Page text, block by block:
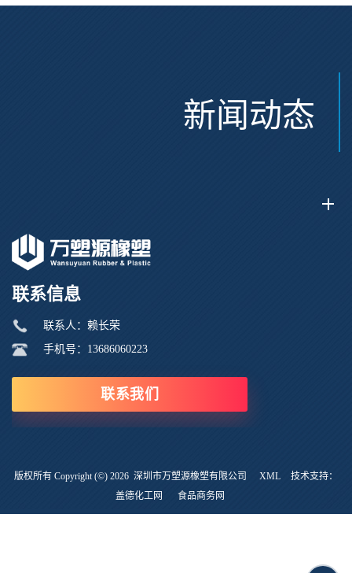
新闻动态
联系信息
联系人：赖长荣
手机号：13686060223
联系我们
版权所有 Copyright (©) 2026 深圳市万塑源橡塑有限公司 XML
技术支持：
盖德化工网
食品商务网